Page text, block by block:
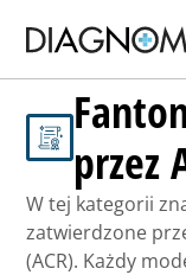
przez
W tej kategorii
zatwierdzone
(ACR). Każdy